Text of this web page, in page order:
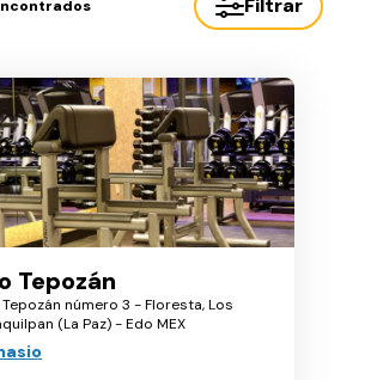
Tepozán
número 3 - Floresta, Los
(La Paz) - Edo MEX